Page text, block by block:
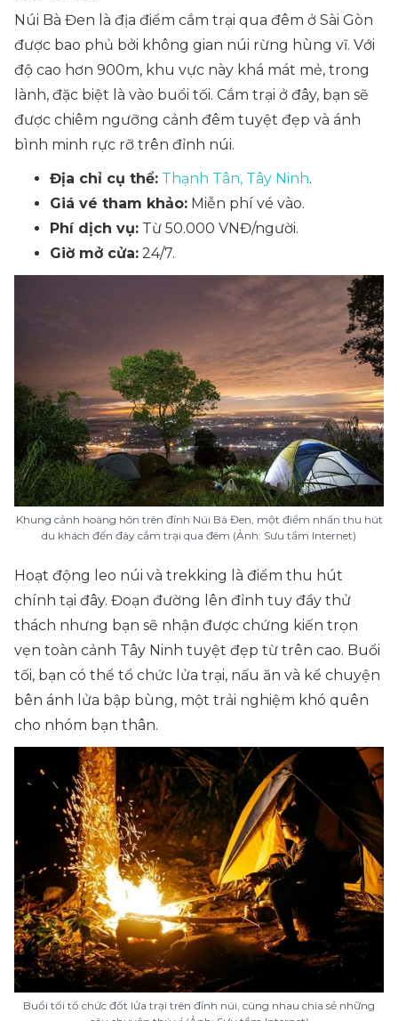
Núi Bà Đen là địa điểm cắm trại qua đêm ở Sài Gòn
được bao phủ bởi không gian núi rừng hùng vĩ. Với
độ cao hơn 900m, khu vực này khá mát mẻ, trong
lành, đặc biệt là vào buổi tối. Cắm trại ở đây, bạn sẽ
được chiêm ngưỡng cảnh đêm tuyệt đẹp và ánh
bình minh rực rỡ trên đỉnh núi.
Địa chỉ cụ thể: Thạnh Tân, Tây Ninh.
Giá vé tham khảo: Miễn phí vé vào.
Phí dịch vụ: Từ 50.000 VNĐ/người.
Giờ mở cửa: 24/7.
Khung cảnh hoàng hôn trên đỉnh Núi Bà Đen, một điểm nhấn thu hút
du khách đến đây cắm trại qua đêm (Ảnh: Sưu tầm Internet)
Hoạt động leo núi và trekking là điểm thu hút
chính tại đây. Đoạn đường lên đỉnh tuy đầy thử
thách nhưng bạn sẽ nhận được chứng kiến trọn
vẹn toàn cảnh Tây Ninh tuyệt đẹp từ trên cao. Buổi
tối, bạn có thể tổ chức lửa trại, nấu ăn và kể chuyện
bên ánh lửa bập bùng, một trải nghiệm khó quên
cho nhóm bạn thân.
Buổi tối tổ chức đốt lửa trại trên đỉnh núi, cùng nhau chia sẻ những